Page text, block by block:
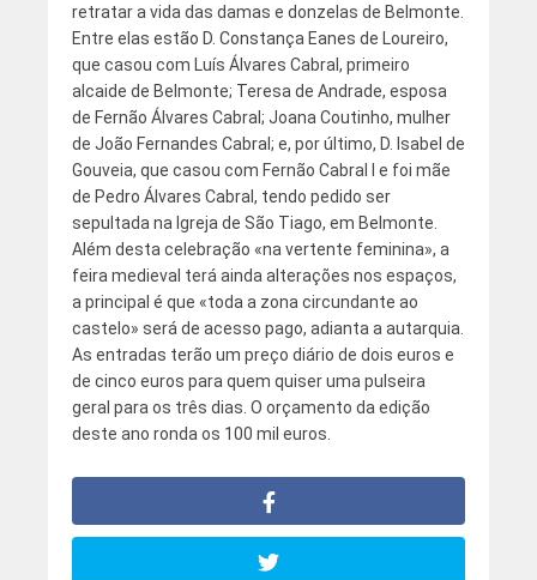
retratar a vida das damas e donzelas de Belmonte.
Entre elas estão D. Constança Eanes de Loureiro,
que casou com Luís Álvares Cabral, primeiro
alcaide de Belmonte; Teresa de Andrade, esposa
de Fernão Álvares Cabral; Joana Coutinho, mulher
de João Fernandes Cabral; e, por último, D. Isabel de
Gouveia, que casou com Fernão Cabral I e foi mãe
de Pedro Álvares Cabral, tendo pedido ser
sepultada na Igreja de São Tiago, em Belmonte.
Além desta celebração «na vertente feminina», a
feira medieval terá ainda alterações nos espaços,
a principal é que «toda a zona circundante ao
castelo» será de acesso pago, adianta a autarquia.
As entradas terão um preço diário de dois euros e
de cinco euros para quem quiser uma pulseira
geral para os três dias. O orçamento da edição
deste ano ronda os 100 mil euros.